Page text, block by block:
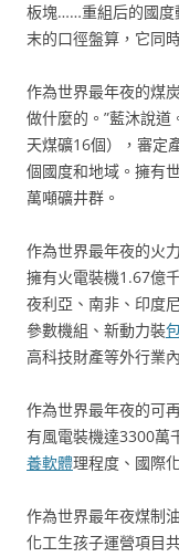
板塊……重組后的國度
末的口徑盤算，它同
作為世界最年夜的煤
做什麼的。”藍沐說
天煤礦16個），審定
個國度和地域。擁有
萬噸礦井群。
作為世界最年夜的火
擁有火電裝機1.67億
夜利亞、南非、印度
參數機組、新動力裝
高科技財產等外行業
作為世界最年夜的可
有風電裝機達3300萬
養軟體理程度、國際
作為世界最年夜煤制
化工生孩子運營項目